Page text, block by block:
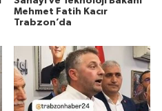
Mehmet Fatih Kacır
Trabzon’da